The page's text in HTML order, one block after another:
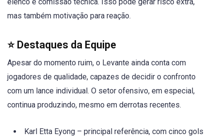
mas também motivação para reação.
⭐ Destaques da Equipe
Apesar do momento ruim, o Levante ainda conta com
jogadores de qualidade, capazes de decidir o confronto
com um lance individual. O setor ofensivo, em especial,
continua produzindo, mesmo em derrotas recentes.
Karl Etta Eyong – principal referência, com cinco gols